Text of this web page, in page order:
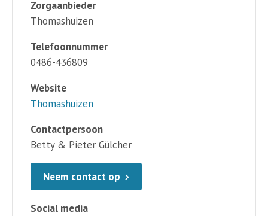
Zorgaanbieder
Thomashuizen
Telefoonnummer
0486-436809
Website
Thomashuizen
Contactpersoon
Betty & Pieter Gülcher
Neem contact op
Social media